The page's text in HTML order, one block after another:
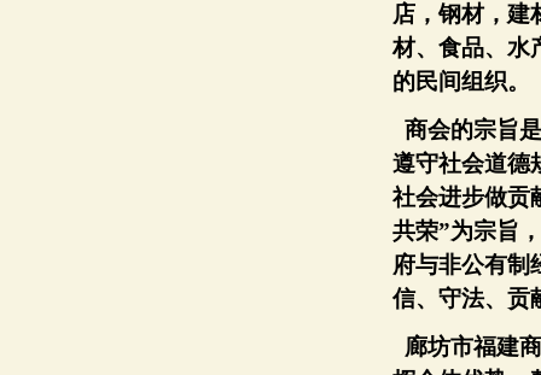
店，钢材，建
材、食品、水
的民间组织。
商会的宗旨
遵守社会道德
社会进步做贡
共荣”为宗旨
府与非公有制
信、守法、贡
廊坊市福建